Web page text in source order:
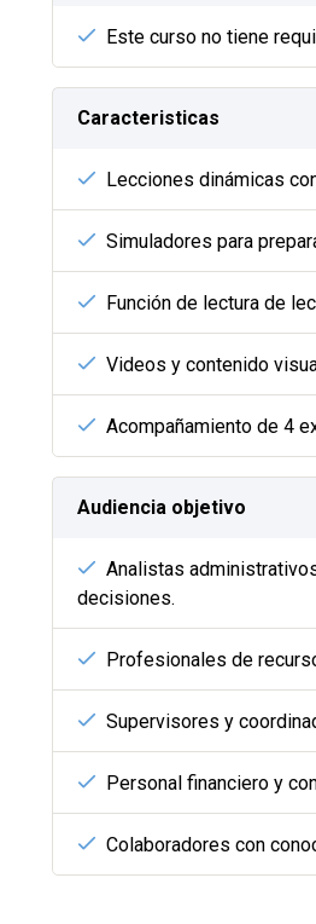
Este curso no tiene
Caracteristicas
Lecciones dinámicas
Simuladores para
Función de lectura de
Videos y contenido
Acompañamiento de 4
Audiencia objetivo
Analistas
decisiones.
Profesionales de
Supervisores y
Personal financiero y
Colaboradores con